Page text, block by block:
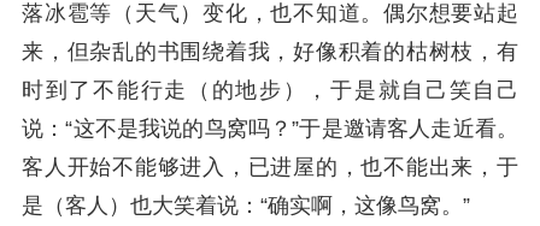
落冰雹等（天气）变化，也不知道。偶尔想要站起
来，但杂乱的书围绕着我，好像积着的枯树枝，有
时到了不能行走（的地步），于是就自己笑自己
说：“这不是我说的鸟窝吗？”于是邀请客人走近看。
客人开始不能够进入，已进屋的，也不能出来，于
是（客人）也大笑着说：“确实啊，这像鸟窝。”